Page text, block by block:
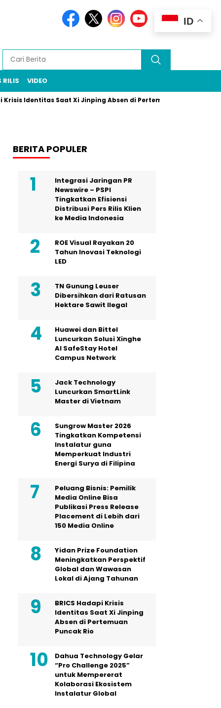
RILIS VIDEO
Identitas Saat Xi Jinping Absen di Pertemuan Puncak Rio
BERITA POPULER
Integrasi Jaringan PR
Newswire – PSPI
Tingkatkan Efisiensi
Distribusi Pers Rilis Klien
ke Media Indonesia
ROE Visual Rayakan 20
Tahun Inovasi Teknologi
LED
TN Gunung Leuser
Dibersihkan dari Ratusan
Hektare Sawit Ilegal
Huawei dan Bittel
Luncurkan Solusi Xinghe
Al SafeStay Hotel
Campus Network
Jack Technology
Luncurkan SmartLink
Master di Vietnam
Sungrow Master 2026
Tingkatkan Kompetensi
Instalatur guna
Memperkuat Industri
Energi Surya di Filipina
Peluang Bisnis: Pemilik
Media Online Bisa
Publikasi Press Release
Placement di Lebih dari
150 Media Online
Yidan Prize Foundation
Meningkatkan Perspektif
Global dan Wawasan
Lokal di Ajang Tahunan
BRICS Hadapi Krisis
Identitas Saat Xi Jinping
Absen di Pertemuan
Puncak Rio
Dahua Technology Gelar
“Pro Challenge 2025”
untuk Mempererat
Kolaborasi Ekosistem
Instalatur Global
ID